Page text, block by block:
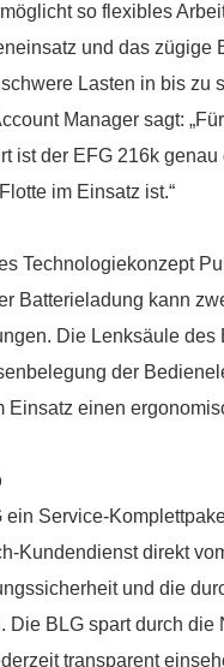
so flexibles
und das zügige
Lasten in bis zu
Manager sagt:
ist der EFG 216k genau
im Einsatz ist.“
Technologiekonzept
Batterieladung kann
Die Lenksäule des
der
einen
Service-
Kundendienst direkt
und die
BLG spart durch die
transparent